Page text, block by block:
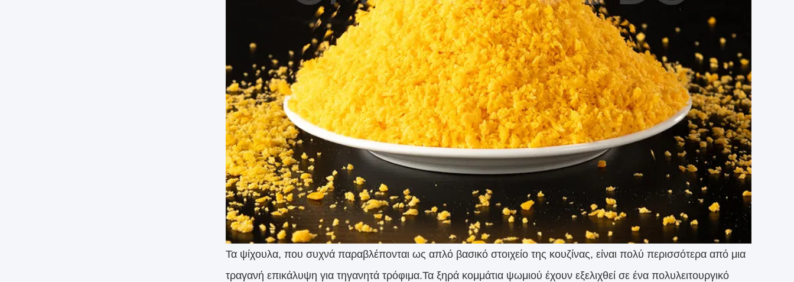
Τα ψίχουλα, που συχνά παραβλέπονται ως απλό βασικό στοιχείο της κουζίνας, είναι πολύ περισσότερα από μια
τραγανή επικάλυψη για τηγανητά τρόφιμα.Τα ξηρά κομμάτια ψωμιού έχουν εξελιχθεί σε ένα πολυλειτουργικό